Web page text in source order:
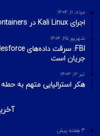
مرداد ۱۱, ۱۴۰۴
اجرای Kali Linux در Apple Containers روی macOS امکان‌پذیر شد
شهریور ۲۵, ۱۴۰۴
جریان است
تیر ۱۲, ۱۴۰۳
هکر استرالیایی متهم به حمله Evil Twin به شبکه wifi فرودگاه شد.
3 هفته پیش